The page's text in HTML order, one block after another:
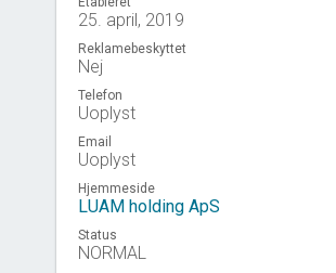
25. april, 2019
Reklamebeskyttet
Nej
Telefon
Uoplyst
Email
Uoplyst
Hjemmeside
LUAM holding ApS
Status
NORMAL